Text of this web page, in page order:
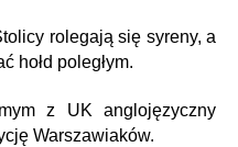
rolegają się syreny, a
hołd poległym.
z UK anglojęzyczny
Warszawiaków.